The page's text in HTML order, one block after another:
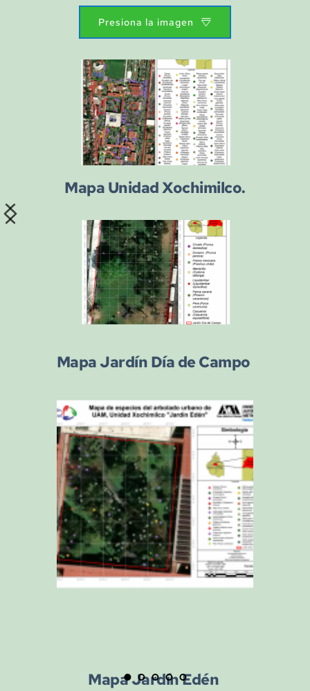
Presiona la imagen
Mapa Unidad Xochimilco.
Mapa Jardín Día de Campo
Mapa Jardín Edén